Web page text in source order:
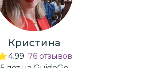
Кристина
4.99 76 отзывов